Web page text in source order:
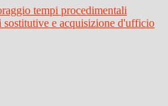
tempi procedimentali
e acquisizione d'ufficio